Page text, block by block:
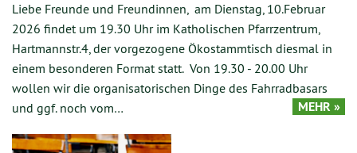
Liebe Freunde und Freundinnen, am Dienstag, 10.Februar
2026 findet um 19.30 Uhr im Katholischen Pfarrzentrum,
Hartmannstr.4, der vorgezogene Ökostammtisch diesmal in
einem besonderen Format statt. Von 19.30 - 20.00 Uhr
wollen wir die organisatorischen Dinge des Fahrradbasars
und ggf. noch vom…
MEHR »